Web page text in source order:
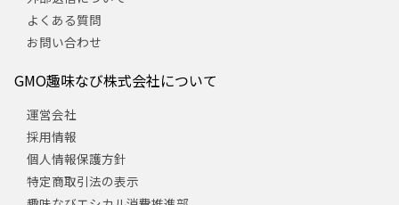
よくある質問
お問い合わせ
GMO趣味なび株式会社について
運営会社
採用情報
個人情報保護方針
特定商取引法の表示